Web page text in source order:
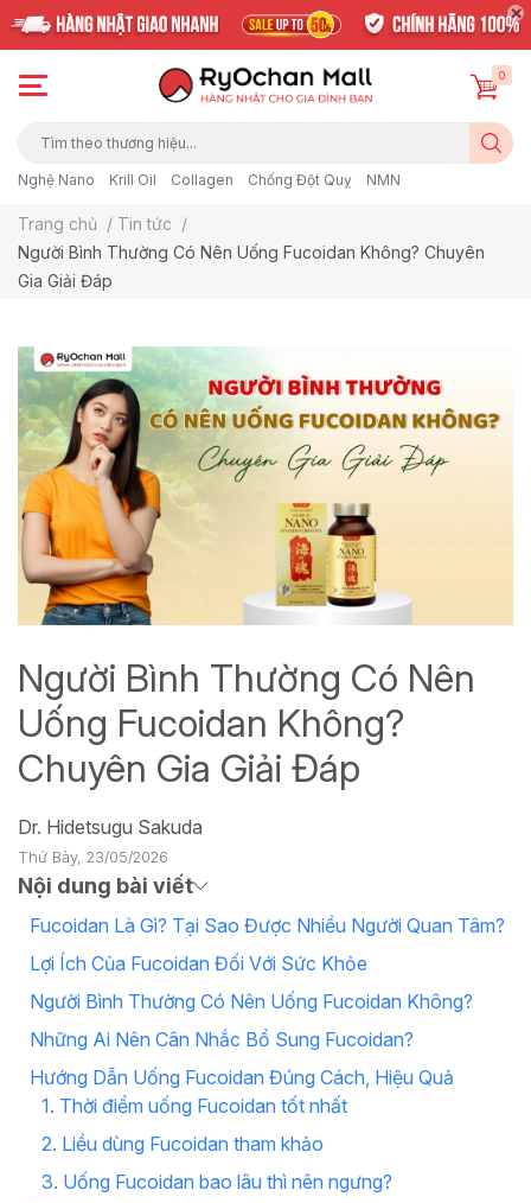
Nghệ Nano Krill Oil Collagen Chống Đột Quỵ NMN
0
Trang chủ / Tin tức /
Người Bình Thường Có Nên Uống Fucoidan Không? Chuyên
Gia Giải Đáp
Người Bình Thường Có Nên
Uống Fucoidan Không?
Chuyên Gia Giải Đáp
Dr. Hidetsugu Sakuda
Thứ Bảy, 23/05/2026
Nội dung bài viết
Fucoidan Là Gì? Tại Sao Được Nhiều Người Quan Tâm?
Lợi Ích Của Fucoidan Đối Với Sức Khỏe
Người Bình Thường Có Nên Uống Fucoidan Không?
Những Ai Nên Cân Nhắc Bổ Sung Fucoidan?
Hướng Dẫn Uống Fucoidan Đúng Cách, Hiệu Quả
1. Thời điểm uống Fucoidan tốt nhất
2. Liều dùng Fucoidan tham khảo
3. Uống Fucoidan bao lâu thì nên ngưng?